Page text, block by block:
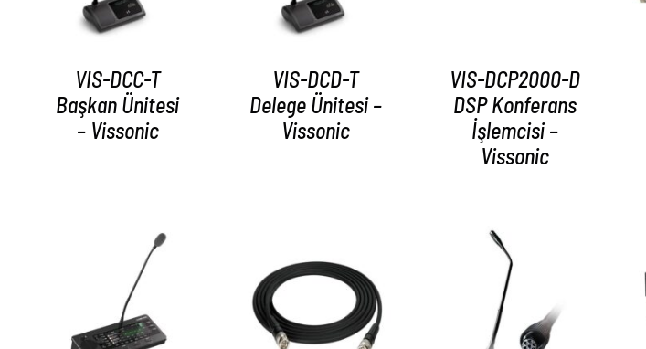
VIS-DCC-T
Başkan Ünitesi
– Vissonic
VIS-DCD-T
Delege Ünitesi –
Vissonic
VIS-DCP2000-D
DSP Konferans
İşlemcisi –
Vissonic
AYRINTILAR AYRINTILAR AYRINTILAR